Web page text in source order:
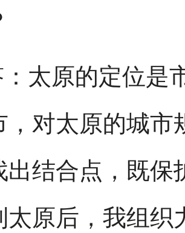
原的定位是市
，对太原的城市
出结合点，既保
太原后，我组织